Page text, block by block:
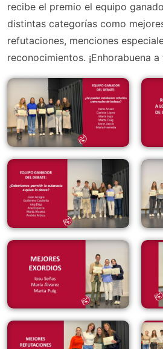
recibe el premio el equipo
distintas categorías como
refutaciones, menciones
reconocimientos. ¡Enhorabuena a